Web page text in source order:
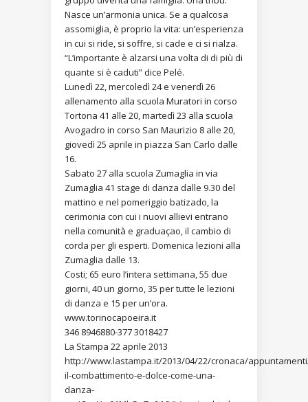
Nasce un’armonia unica. Se a qualcosa
assomiglia, è proprio la vita: un’esperienza
in cui si ride, si soffre, si cade e ci si rialza.
“L’importante è alzarsi una volta di di più di
quante si è caduti” dice Pelé.
Lunedì 22, mercoledì 24 e venerdì 26
allenamento alla scuola Muratori in corso
Tortona 41 alle 20, martedì 23 alla scuola
Avogadro in corso San Maurizio 8 alle 20,
giovedì 25 aprile in piazza San Carlo dalle
16.
Sabato 27 alla scuola Zumaglia in via
Zumaglia 41 stage di danza dalle 9.30 del
mattino e nel pomeriggio batizado, la
cerimonia con cui i nuovi allievi entrano
nella comunità e graduaçao, il cambio di
corda per gli esperti. Domenica lezioni alla
Zumaglia dalle 13.
Costi; 65 euro l’intera settimana, 55 due
giorni, 40 un giorno, 35 per tutte le lezioni
di danza e 15 per un’ora.
www.torinocapoeira.it
346 8946880-377 3018427
La Stampa 22 aprile 2013
http://www.lastampa.it/2013/04/22/cronaca/
il-combattimento-e-dolce-come-una-
danza-